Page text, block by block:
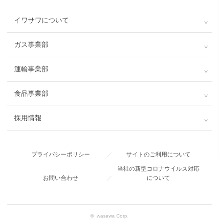
イワサワについて
ガス事業部
運輸事業部
食品事業部
採用情報
プライバシーポリシー ／ サイトのご利用について
お問い合わせ ／
当社の新型コロナウイルス対応
について
© Iwasawa Corp.